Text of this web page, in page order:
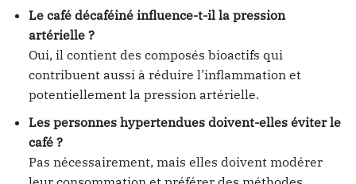
Le café décaféiné influence-t-il la pression
artérielle ?
Oui, il contient des composés bioactifs qui
contribuent aussi à réduire l’inflammation et
potentiellement la pression artérielle.
Les personnes hypertendues doivent-elles éviter le
café ?
Pas nécessairement, mais elles doivent modérer